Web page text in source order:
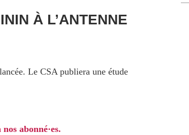
À L’ANTENNE
Le CSA publiera une étude
abonné·es.